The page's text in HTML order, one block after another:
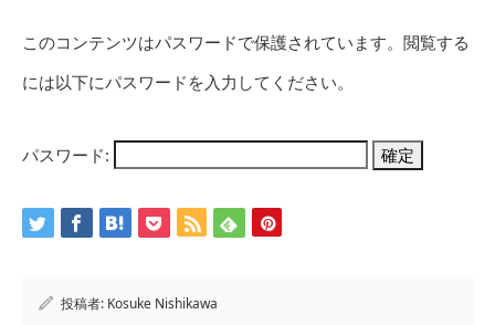
このコンテンツはパスワードで保護されています。閲覧する
には以下にパスワードを入力してください。
パスワード:
投稿者: Kosuke Nishikawa